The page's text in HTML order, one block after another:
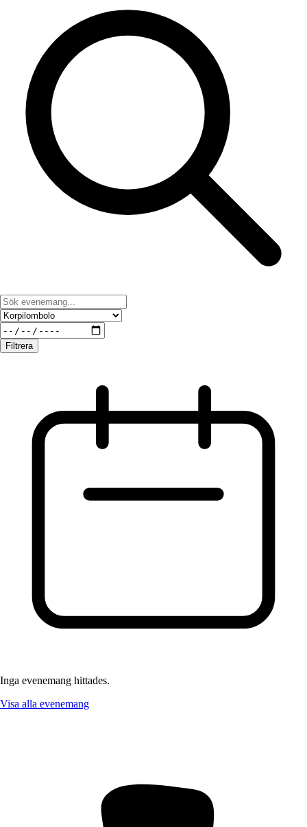
Filtrera
Inga evenemang hittades.
Visa alla evenemang